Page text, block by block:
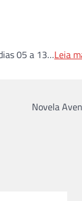
05 a 13…Leia
Novela